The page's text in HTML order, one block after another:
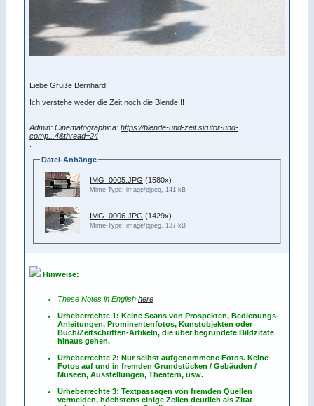
Liebe Grüße Bernhard
Ich verstehe weder die Zeit,noch die Blende!!!
Admin: Cinematographica: https://blende-und-zeit.sirutor-und-
comp...4&thread=24
Datei-Anhänge
IMG_0005.JPG (1580x)
Mime-Type: image/pjpeg, 141 kB
IMG_0006.JPG (1429x)
Mime-Type: image/pjpeg, 137 kB
Hinweise:
These Notes in English here
Urheberrechte 1: Keine Scans von Prospekten, Bedienungs-
Anleitungen, Prominentenfotos, Kunstobjekten oder
Buch/Zeitschriften-Artikeln, die über begründete Bildzitate
hinaus gehen.
Urheberrechte 2: Nur selbst aufgenommene Fotos. Keine
Fotos auf und in fremden Grundstücken / Gebäuden /
Museen, Ausstellungen, Theatern, usw.
Urheberrechte 3: Textpassagen von fremden Quellen
vermeiden, höchstens einige Zeilen deutlich als Zitat